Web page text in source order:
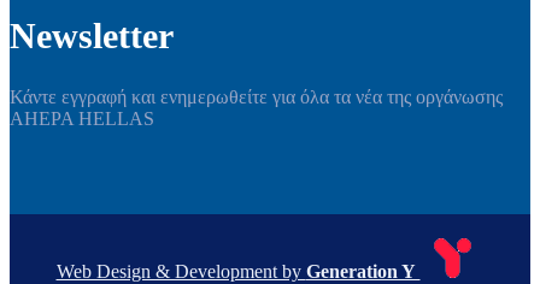
Newsletter
Κάντε εγγραφή και ενημερωθείτε για όλα τα νέα της οργάνωσης
AHEPA HELLAS
Web Design & Development by Generation Y